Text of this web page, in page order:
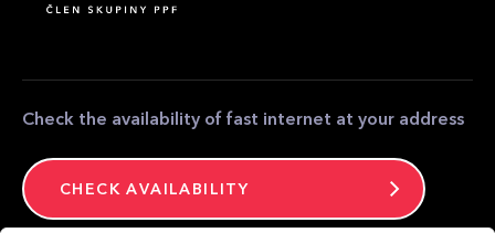
Check the availability of fast internet at your address
CHECK AVAILABILITY